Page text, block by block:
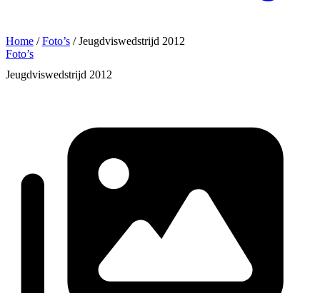
Home /Foto’s /Jeugdviswedstrijd 2012
Foto’s
Jeugdviswedstrijd 2012